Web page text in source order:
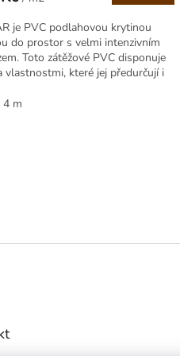
je PVC podlahovou krytinou
do prostor s velmi intenzivním
Toto zátěžové PVC disponuje
vlastnostmi, které jej předurčují i
4 m